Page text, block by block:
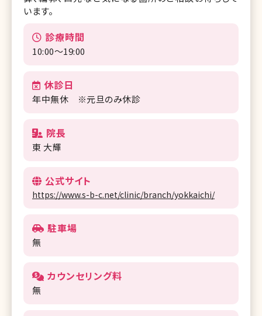
います。
診療時間
10:00～19:00
休診日
年中無休 ※元旦のみ休診
院長
東 大輝
公式サイト
https://www.s-b-c.net/clinic/branch/yokkaichi/
駐車場
無
カウンセリング料
無